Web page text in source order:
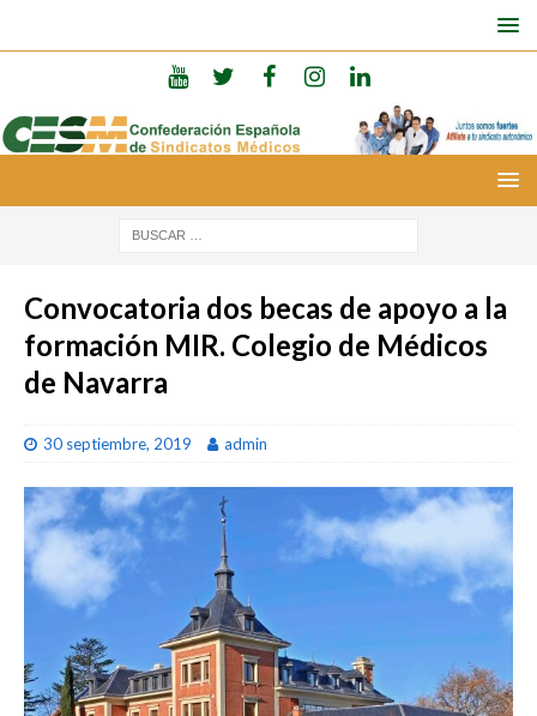
Convocatoria dos becas de apoyo a la
formación MIR. Colegio de Médicos
de Navarra
30 septiembre, 2019 admin